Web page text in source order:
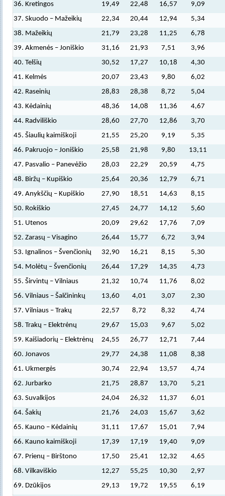
36. Kretingos
19,49 22,48 16,57
9,09
37. Skuodo – Mažeikių
22,34 20,44 12,94
5,34
38. Mažeikių
21,79 23,28 11,25
6,78
39. Akmenės – Joniškio
31,16 21,93 7,51
3,96
40. Telšių
30,52 17,27 10,18
4,30
41. Kelmės
20,07 23,43 9,80
6,02
42. Raseinių
28,83 28,38 8,72
5,04
43. Kėdainių
48,36 14,08 11,36
4,67
44. Radviliškio
28,60 27,70 12,86
3,70
45. Šiaulių kaimiškoji
21,55 25,20 9,19
5,35
46. Pakruojo – Joniškio
25,58 21,98 9,80
13,11
47. Pasvalio – Panevėžio
28,03 22,29 20,59
4,75
48. Biržų – Kupiškio
25,64 20,36 12,79
6,71
49. Anykščių – Kupiškio
27,90 18,51 14,63
8,15
50. Rokiškio
27,45 24,77 14,12
5,60
51. Utenos
20,09 29,62 17,76
7,09
52. Zarasų – Visagino
26,44 15,77 6,72
3,94
53. Ignalinos – Švenčionių
32,90 16,21 8,15
5,30
54. Molėtų – Švenčionių
26,44 17,29 14,35
4,73
55. Širvintų – Vilniaus
21,32 10,74 11,76
8,02
56. Vilniaus – Šalčininkų
13,60 4,01 3,07
2,30
57. Vilniaus – Trakų
22,57 8,72 8,32
4,74
58. Trakų – Elektrėnų
29,67 15,03 9,67
5,02
59. Kaišiadorių – Elektrėnų
24,55 26,77 12,71
7,44
60. Jonavos
29,77 24,38 11,08
8,38
61. Ukmergės
30,74 22,94 13,57
4,74
62. Jurbarko
21,75 28,87 13,70
5,21
63. Suvalkijos
24,04 26,32 11,37
6,01
64. Šakių
21,76 24,03 15,67
3,62
65. Kauno – Kėdainių
31,11 17,67 15,01
7,94
66. Kauno kaimiškoji
17,39 17,19 19,40
9,09
67. Prienų – Birštono
17,50 25,41 12,32
4,65
68. Vilkaviškio
12,27 55,25 10,30
2,97
69. Dzūkijos
29,13 19,72 19,55
6,19